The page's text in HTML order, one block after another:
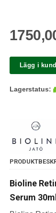
Lägg i
Lagerstatus:
Bioline
Serum 30ml